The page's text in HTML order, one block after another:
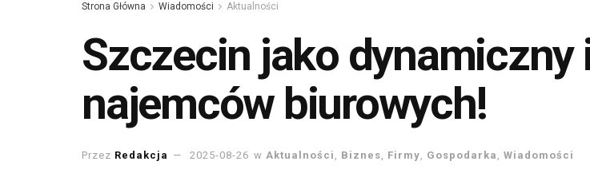
Strona Główna Wiadomości Aktualności
Szczecin jako
najemców biurowych!
Przez Redakcja 2025-08-26 w Aktualności , Biznes, Firmy, Gospodarka , Wiadomości